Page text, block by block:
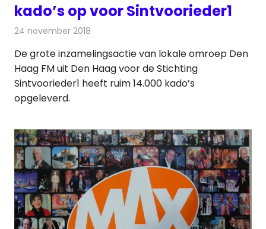
kado’s op voor Sintvoorieder1
24 november 2018
De grote inzamelingsactie van lokale omroep Den
Haag FM uit Den Haag voor de Stichting
Sintvoorieder1 heeft ruim 14.000 kado’s
opgeleverd.